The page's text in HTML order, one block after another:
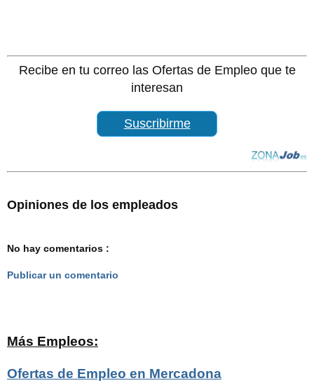
Recibe en tu correo las Ofertas de Empleo que te
interesan
Suscribirme
Opiniones de los empleados
No hay comentarios :
Publicar un comentario
Más Empleos:
Ofertas de Empleo en Mercadona